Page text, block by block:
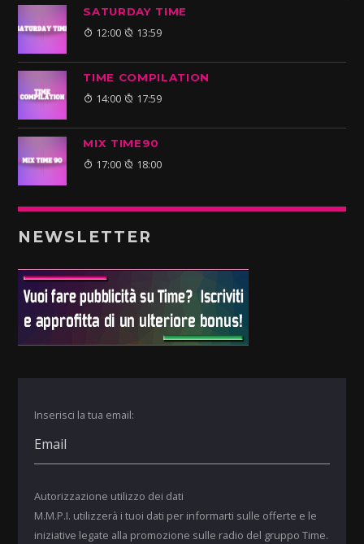
SATURDAY TIME
12:00 13:59
TIME COMPILATION
14:00 17:59
MIX TIME90
17:00 18:00
NEWSLETTER
Inserisci la tua email:
Autorizzazione utilizzo dei dati
M.M.P.I. utilizzerà i tuoi dati per informarti sulle offerte e le
iniziative legate alla promozione sulle radio del gruppo Time.